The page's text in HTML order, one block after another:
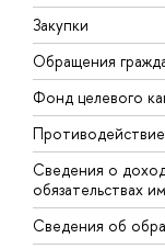
Закупки
Обращения
Фонд целевого
Сведения о
обязательствах
Сведения об